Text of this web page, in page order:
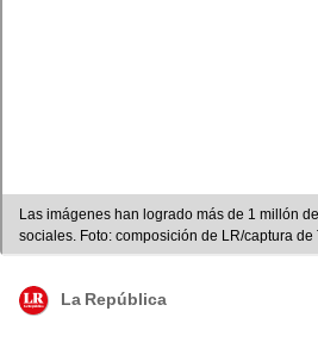
Las imágenes han logrado más de 1 millón
sociales. Foto: composición de LR/captura de
La República